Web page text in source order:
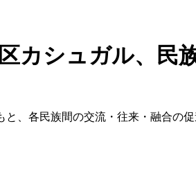
カシュガル、民
、各民族間の交流・往来・融合の